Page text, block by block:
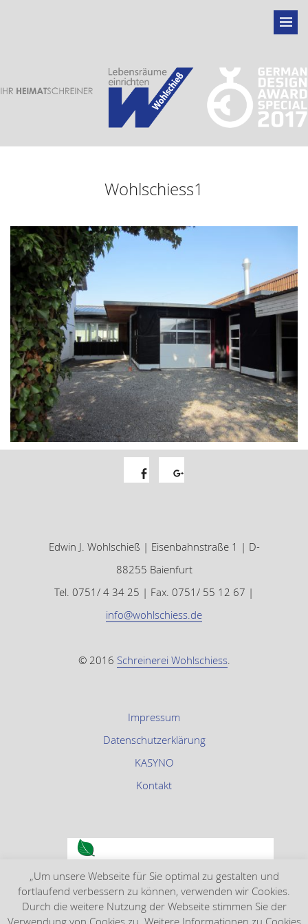
Wohlschiess1
Edwin J. Wohlschieß | Eisenbahnstraße 1 | D-
88255 Baienfurt
Tel. 0751/ 4 34 25 | Fax. 0751/ 55 12 67 |
info@wohlschiess.de
© 2016 Schreinerei Wohlschiess.
Impressum
Datenschutzerklärung
KASYNO
Kontakt
„Um unsere Webseite für Sie optimal zu gestalten und
fortlaufend verbessern zu können, verwenden wir Cookies.
Durch die weitere Nutzung der Webseite stimmen Sie der
Verwendung von Cookies zu. Weitere Informationen zu Cookies